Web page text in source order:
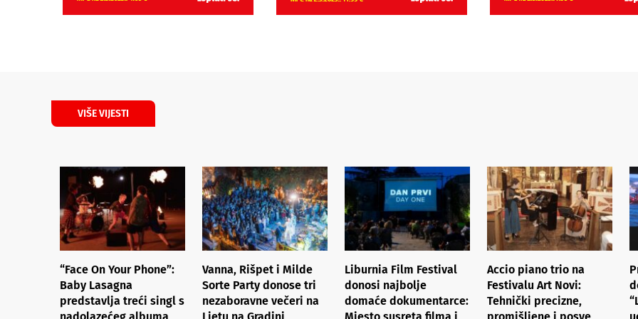
VIŠE VIJESTI
“Face On Your Phone”:
Baby Lasagna
predstavlja treći singl s
nadolazećeg albuma
Vanna, Rišpet i Milde
Sorte Party donose tri
nezaboravne večeri na
Ljetu na Gradini
Liburnia Film Festival
donosi najbolje
domaće dokumentarce:
Mjesto susreta filma i
Accio piano trio na
Festivalu Art Novi:
Tehnički precizne,
promišljene i posve